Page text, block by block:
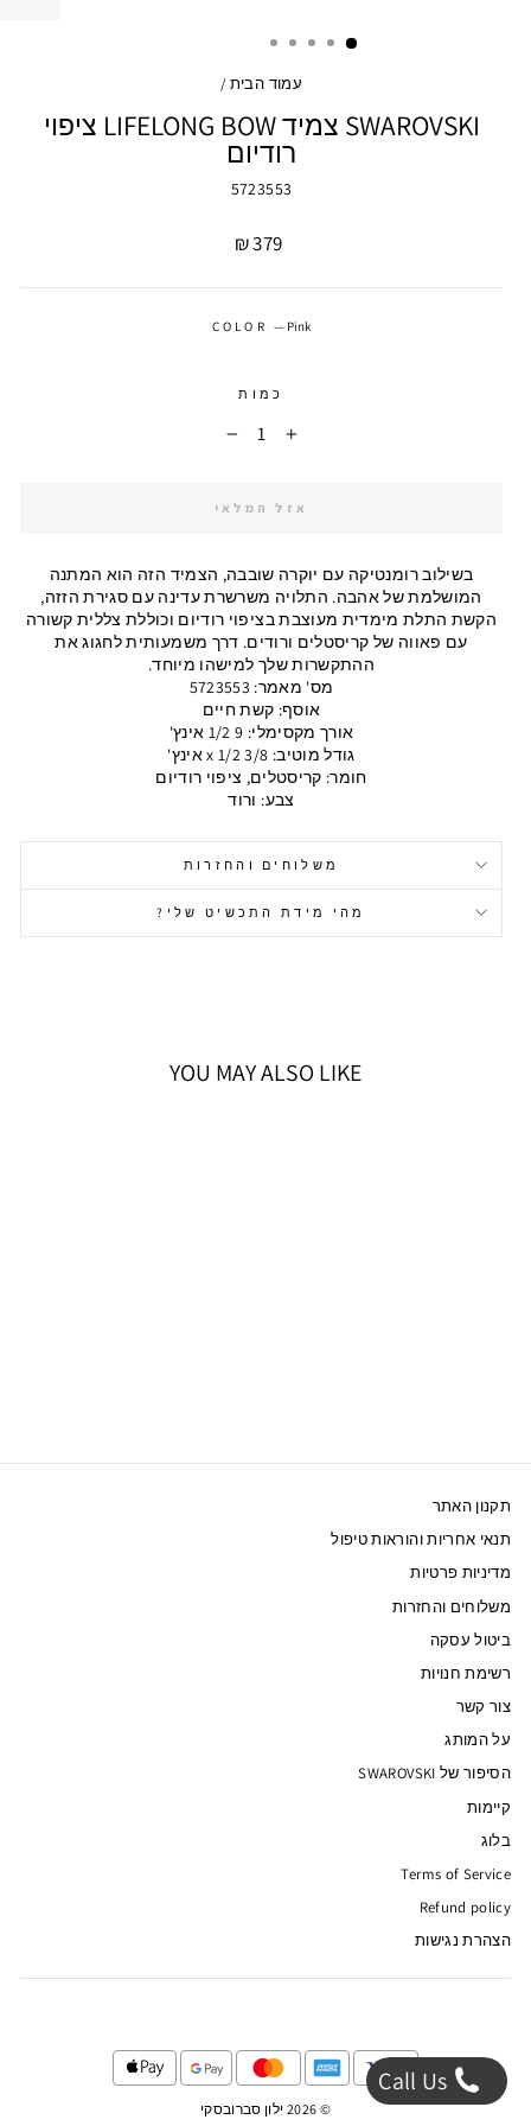
עמוד הבית /
SWAROVSKI צמיד LIFELONG BOW ציפוי
רודיום
5723553
מחיר
379 ₪
COLOR— Pink
כמות
+
אזל המלאי
בשילוב רומנטיקה עם יוקרה שובבה, הצמיד הזה הוא המתנה
המושלמת של אהבה. התלויה משרשרת עדינה עם סגירת הזזה,
הקשת התלת מימדית מעוצבת בציפוי רודיום וכוללת צללית קשורה
עם פאווה של קריסטלים ורודים. דרך משמעותית לחגוג את
ההתקשרות שלך למישהו מיוחד.
מס' מאמר: 5723553
אוסף: קשת חיים
אורך מקסימלי: 9 1/2 אינץ'
גודל מוטיב: 3/8 x 1/2 אינץ'
חומר: קריסטלים, ציפוי רודיום
צבע: ורוד
משלוחים והחזרות
מהי מידת התכשיט שלי?
YOU MAY ALSO LIKE
תקנון האתר
תנאי אחריות והוראות טיפול
מדיניות פרטיות
משלוחים והחזרות
ביטול עסקה
רשימת חנויות
צור קשר
על המותג
הסיפור של SWAROVSKI
קיימות
בלוג
Terms of Service
Refund policy
הצהרת נגישות
© 2026 ילון סברובסקי